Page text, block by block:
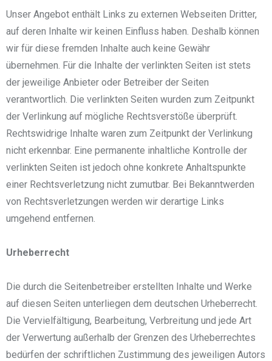
Unser Angebot enthält Links zu externen Webseiten Dritter,
auf deren Inhalte wir keinen Einfluss haben. Deshalb können
wir für diese fremden Inhalte auch keine Gewähr
übernehmen. Für die Inhalte der verlinkten Seiten ist stets
der jeweilige Anbieter oder Betreiber der Seiten
verantwortlich. Die verlinkten Seiten wurden zum Zeitpunkt
der Verlinkung auf mögliche Rechtsverstöße überprüft.
Rechtswidrige Inhalte waren zum Zeitpunkt der Verlinkung
nicht erkennbar. Eine permanente inhaltliche Kontrolle der
verlinkten Seiten ist jedoch ohne konkrete Anhaltspunkte
einer Rechtsverletzung nicht zumutbar. Bei Bekanntwerden
von Rechtsverletzungen werden wir derartige Links
umgehend entfernen.
Urheberrecht
Die durch die Seitenbetreiber erstellten Inhalte und Werke
auf diesen Seiten unterliegen dem deutschen Urheberrecht.
Die Vervielfältigung, Bearbeitung, Verbreitung und jede Art
der Verwertung außerhalb der Grenzen des Urheberrechtes
bedürfen der schriftlichen Zustimmung des jeweiligen Autors